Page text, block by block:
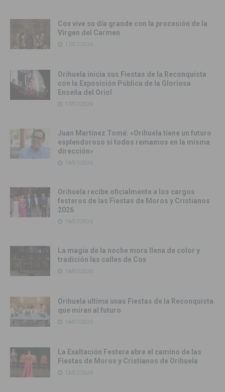
Cox vive su día grande con la procesión de la
Virgen del Carmen
17/07/2026
Orihuela inicia sus Fiestas de la Reconquista
con la Exposición Pública de la Gloriosa
Enseña del Oriol
17/07/2026
Juan Martínez Tomé: «Orihuela tiene un futuro
esplendoroso si todos remamos en la misma
dirección»
16/07/2026
Orihuela recibe oficialmente a los cargos
festeros de las Fiestas de Moros y Cristianos
2026
16/07/2026
La magia de la noche mora llena de color y
tradición las calles de Cox
16/07/2026
Orihuela ultima unas Fiestas de la Reconquista
que miran al futuro
14/07/2026
La Exaltación Festera abre el camino de las
Fiestas de Moros y Cristianos de Orihuela
12/07/2026